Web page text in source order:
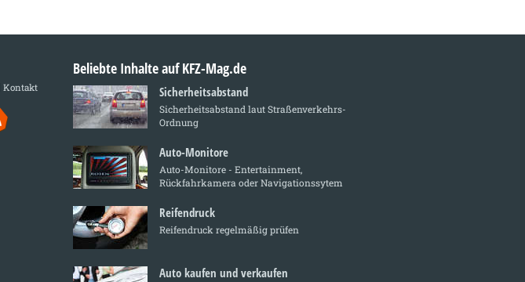
Kontakt
Beliebte Inhalte auf KFZ-Mag.de
Sicherheitsabstand
Sicherheitsabstand laut Straßenverkehrs-
Ordnung
Auto-Monitore
Auto-Monitore - Entertainment,
Rückfahrkamera oder Navigationssytem
Reifendruck
Reifendruck regelmäßig prüfen
Auto kaufen und verkaufen